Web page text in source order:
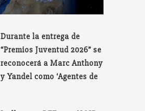
Durante la entrega de
“Premios Juventud 2026” se
reconocerá a Marc Anthony
y Yandel como ‘Agentes de